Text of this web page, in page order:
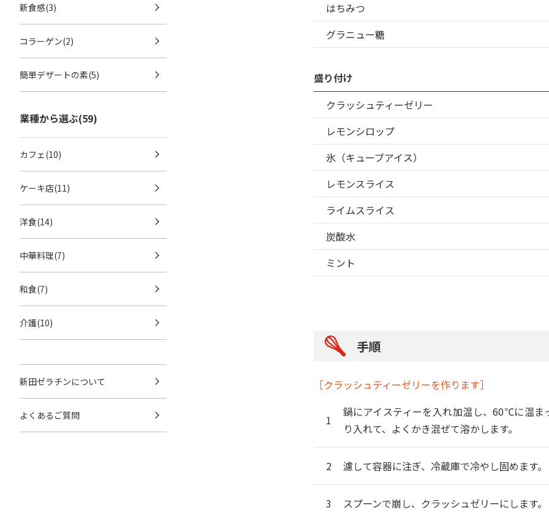
新食感(3)
コラーゲン(2)
簡単デザートの素(5)
業種から選ぶ(59)
カフェ(10)
ケーキ店(11)
洋食(14)
中華料理(7)
和食(7)
介護(10)
新田ゼラチンについて
よくあるご質問
はちみつ
グラニュー糖
盛り付け
クラッシュティーゼリー
レモンシロップ
氷（キューブアイス）
レモンスライス
ライムスライス
炭酸水
ミント
手順
［クラッシュティーゼリーを作ります］
鍋にアイスティーを入れ加温し、60℃に温ま
り入れて、よくかき混ぜて溶かします。
濾して容器に注ぎ、冷蔵庫で冷やし固めます。
スプーンで崩し、クラッシュゼリーにします。